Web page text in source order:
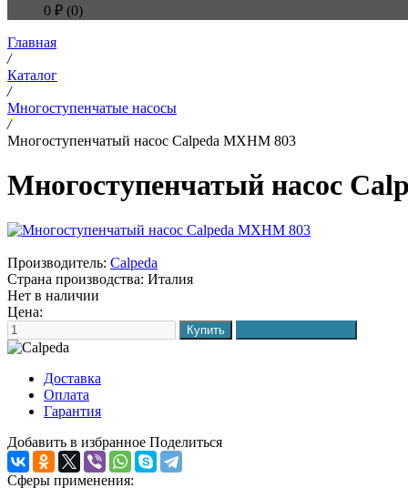
0 ₽ (0)
Главная
/
Каталог
/
Многоступенчатые насосы
/
Многоступенчатый насос Calpeda MXHM 803
Многоступенчатый насос
Производитель: Calpeda
Страна производства: Италия
Нет в наличии
Цена:
Доставка
Оплата
Гарантия
Добавить в избранное Поделиться
Сферы применения: